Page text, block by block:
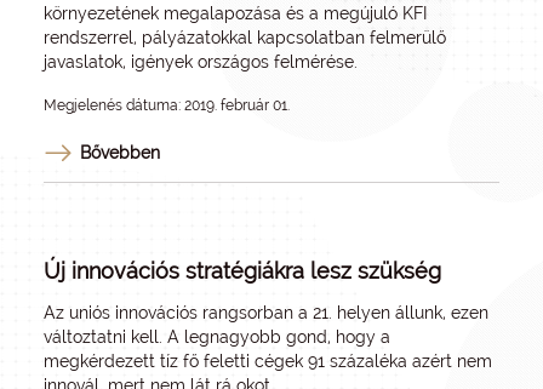
környezetének megalapozása és a megújuló KFI
rendszerrel, pályázatokkal kapcsolatban felmerülő
javaslatok, igények országos felmérése.
Megjelenés dátuma: 2019. február 01.
Bővebben
Új innovációs stratégiákra lesz szükség
Az uniós innovációs rangsorban a 21. helyen állunk, ezen
változtatni kell. A legnagyobb gond, hogy a
megkérdezett tíz fő feletti cégek 91 százaléka azért nem